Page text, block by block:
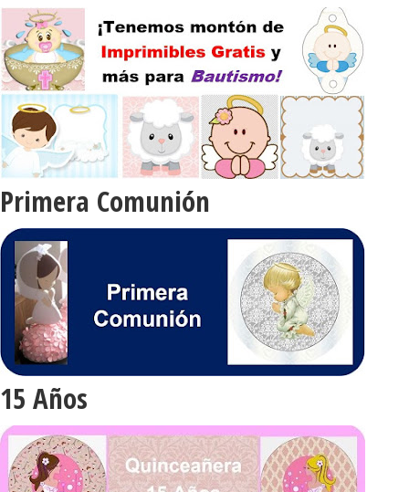
Primera Comunión
15 Años